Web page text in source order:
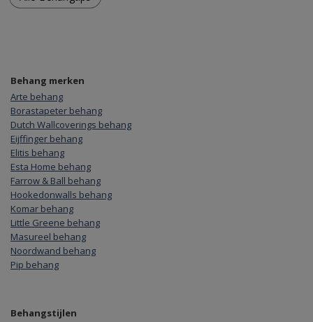
Behang merken
Arte behang
Borastapeter behang
Dutch Wallcoverings behang
Eijffinger behang
Elitis behang
Esta Home behang
Farrow & Ball behang
Hookedonwalls behang
Komar behang
Little Greene behang
Masureel behang
Noordwand behang
Pip behang
Behangstijlen